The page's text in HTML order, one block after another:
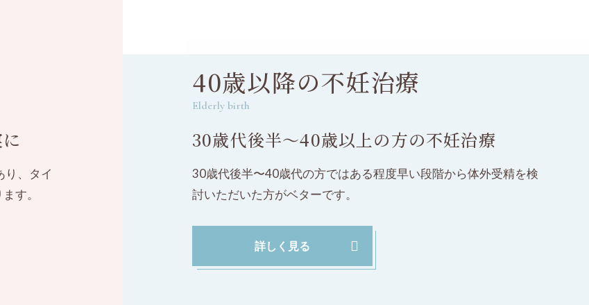
り、タイ
す。
40歳以降の不妊治療
Elderly birth
30歳代後半～40歳以上の方の不妊治療
30歳代後半〜40歳代の方ではある程度早い段階から体外受精を検
討いただいた方がベターです。
詳しく見る